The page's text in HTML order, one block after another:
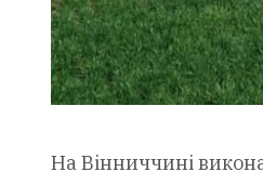
На Вінниччині